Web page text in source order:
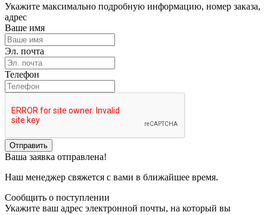
Укажите максимально подробную информацию, номер заказа,
адрес
Ваше имя
Эл. почта
Телефон
Отправить
Ваша заявка отправлена!
Наш менеджер свяжется с вами в ближайшее время.
Сообщить о поступлении
Укажите ваш адрес электронной почты, на который вы